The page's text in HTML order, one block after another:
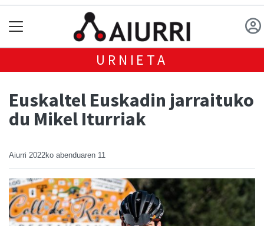
URNIETA
Euskaltel Euskadin jarraituko
du Mikel Iturriak
Aiurri 2022ko abenduaren 11